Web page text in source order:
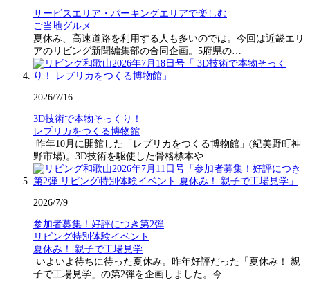
サービスエリア・パーキングエリアで楽しむ
ご当地グルメ
夏休み、高速道路を利用する人も多いのでは。今回は近畿エリ
アのリビング新聞編集部の合同企画。5府県の…
2026/7/16
3D技術で本物そっくり！
レプリカをつくる博物館
昨年10月に開館した「レプリカをつくる博物館」(紀美野町神
野市場)。3D技術を駆使した骨格標本や…
2026/7/9
参加者募集！好評につき第2弾
リビング特別体験イベント
夏休み！ 親子で工場見学
いよいよ待ちに待った夏休み。昨年好評だった「夏休み！ 親
子で工場見学」の第2弾を企画しました。今…